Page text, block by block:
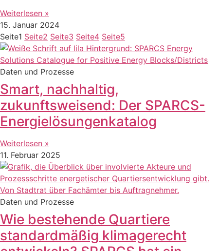
Weiterlesen »
15. Januar 2024
Seite1 Seite2 Seite3 Seite4 Seite5
Daten und Prozesse
Smart, nachhaltig,
zukunftsweisend: Der SPARCS-
Energielösungenkatalog
Weiterlesen »
11. Februar 2025
Daten und Prozesse
Wie bestehende Quartiere
standardmäßig klimagerecht